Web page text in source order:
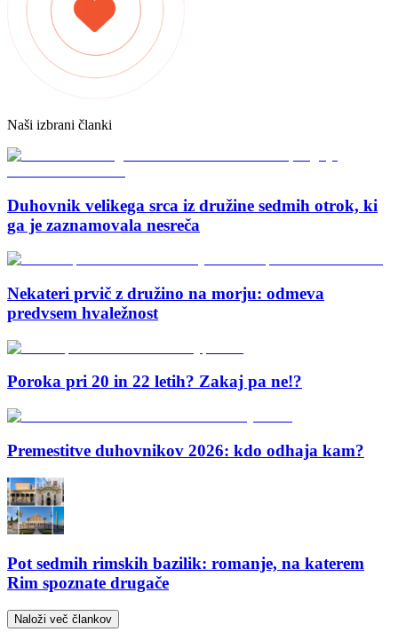
Naši izbrani članki
Duhovnik velikega srca iz družine sedmih otrok, ki
ga je zaznamovala nesreča
Nekateri prvič z družino na morju: odmeva
predvsem hvaležnost
Poroka pri 20 in 22 letih? Zakaj pa ne!?
Premestitve duhovnikov 2026: kdo odhaja kam?
Pot sedmih rimskih bazilik: romanje, na katerem
Rim spoznate drugače
Naloži več člankov